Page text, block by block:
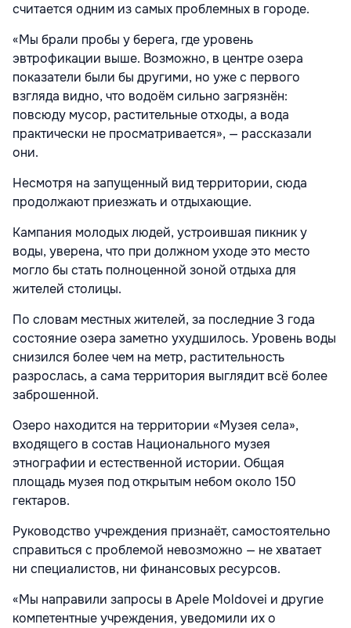
считается одним из самых проблемных в городе.
«Мы брали пробы у берега, где уровень
эвтрофикации выше. Возможно, в центре озера
показатели были бы другими, но уже с первого
взгляда видно, что водоём сильно загрязнён:
повсюду мусор, растительные отходы, а вода
практически не просматривается», — рассказали
они.
Несмотря на запущенный вид территории, сюда
продолжают приезжать и отдыхающие.
Кампания молодых людей, устроившая пикник у
воды, уверена, что при должном уходе это место
могло бы стать полноценной зоной отдыха для
жителей столицы.
По словам местных жителей, за последние 3 года
состояние озера заметно ухудшилось. Уровень воды
снизился более чем на метр, растительность
разрослась, а сама территория выглядит всё более
заброшенной.
Озеро находится на территории «Музея села»,
входящего в состав Национального музея
этнографии и естественной истории. Общая
площадь музея под открытым небом около 150
гектаров.
Руководство учреждения признаёт, самостоятельно
справиться с проблемой невозможно — не хватает
ни специалистов, ни финансовых ресурсов.
«Мы направили запросы в Apele Moldovei и другие
компетентные учреждения, уведомили их о